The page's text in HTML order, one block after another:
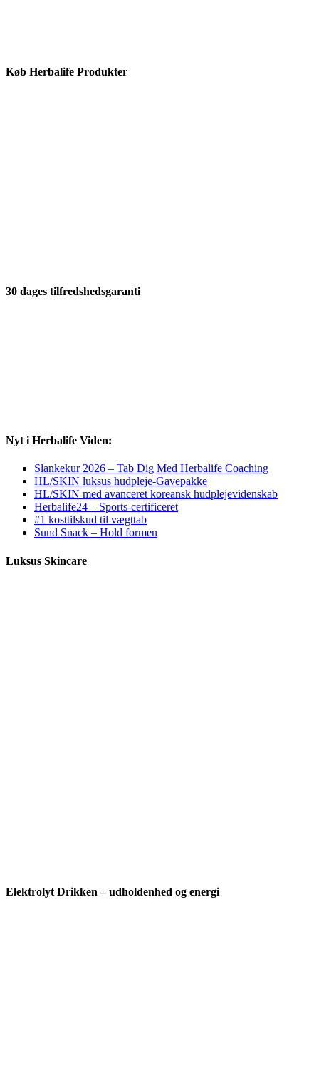
Køb Herbalife Produkter
30 dages tilfredshedsgaranti
Nyt i Herbalife Viden:
Slankekur 2026 – Tab Dig Med Herbalife Coaching
HL/SKIN luksus hudpleje-Gavepakke
HL/SKIN med avanceret koreansk hudplejevidenskab
Herbalife24 – Sports-certificeret
#1 kosttilskud til vægttab
Sund Snack – Hold formen
Luksus Skincare
Elektrolyt Drikken – udholdenhed og energi